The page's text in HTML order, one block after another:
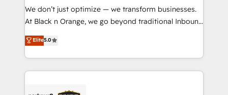
Développement des interfaces avec vos logiciels
métiers ⚙️ Configuration de la plateforme HubSpot
Book Process & Guidelines utilisateurs 🎓
Formations des utilisateurs
We don’t just optimize — we transform businesses.
At Black n Orange, we go beyond traditional Inbound
Marketing with our exclusive methodologies:
BOOMS and BOOST. Together, they form a powerful
combination that has driven success for over 800
businesses worldwide. As Elite HubSpot Partners, we
Elite5.0